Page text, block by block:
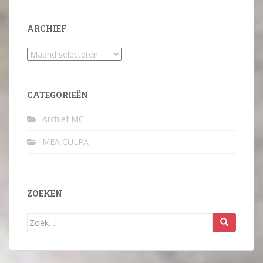
ARCHIEF
Archief
CATEGORIEËN
Archief MC
MEA CULPA
ZOEKEN
Zoek